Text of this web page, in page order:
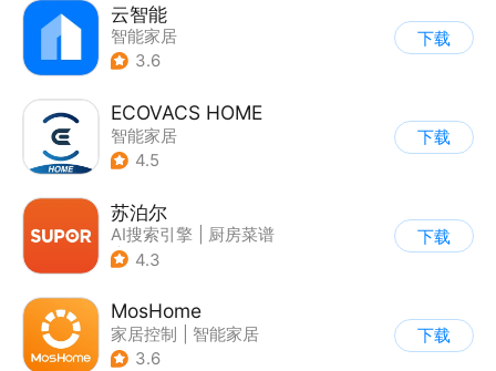
云智能
智能家居
3.6
下载
ECOVACS HOME
智能家居
4.5
下载
苏泊尔
AI搜索引擎
厨房菜谱
| 智能家居
4.3
下载
MosHome
家居控制
智能家居
3.6
下载